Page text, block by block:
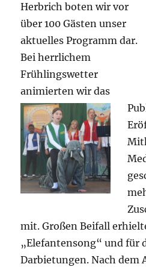
Herbrich boten wir vor
über 100 Gästen unser
aktuelles Programm dar.
Bei herrlichem
Frühlingswetter
animierten wir das
mit. Großen Beifall
„Elefantensong“ und für
Darbietungen. Nach